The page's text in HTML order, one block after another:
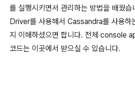
를 실행시키면서 관리하는 방법을 배웠
Driver를 사용해서 Cassandra를 사용하
지 이해하셨으면 합니다. 전체 console
코드는 이곳에서 받으실 수 있습니다.